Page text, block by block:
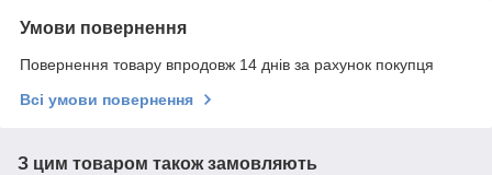
Умови повернення
Повернення товару впродовж 14 днів за рахунок покупця
Всі умови повернення
З цим товаром також замовляють